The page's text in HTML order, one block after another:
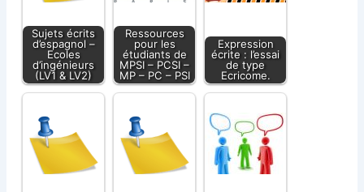
Sujets écrits
d’espagnol –
Ecoles
d’ingénieurs
(LV1 & LV2)
Ressources
pour les
étudiants de
MPSI – PCSI –
MP – PC – PSI
Expression
écrite : l’essai
de type
Ecricome.